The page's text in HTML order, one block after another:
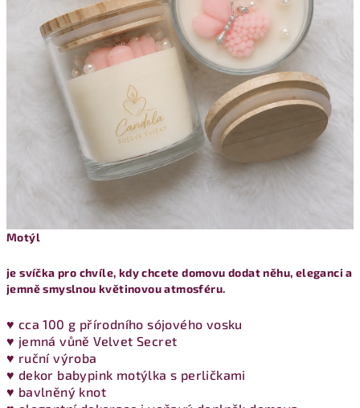
Motýl
je svíčka pro chvíle, kdy chcete domovu dodat něhu, eleganci a
jemně smyslnou květinovou atmosféru.
♥ cca 100 g přírodního sójového vosku
♥ jemná vůně Velvet Secret
♥ ruční výroba
♥ dekor babypink motýlka s perličkami
♥ bavlněný knot